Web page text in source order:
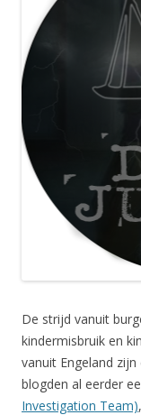
De strijd vanuit
kindermisbruik en
vanuit Engeland
blogden al eerder
Investigation Team)